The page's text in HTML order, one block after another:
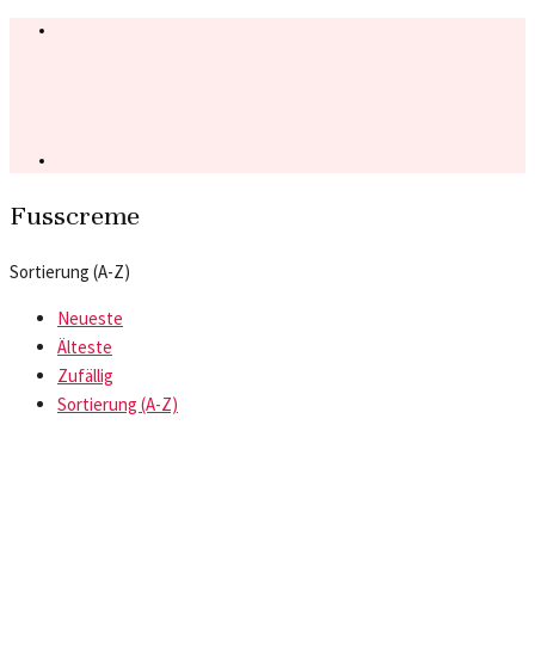
Fusscreme
Sortierung (A-Z)
Neueste
Älteste
Zufällig
Sortierung (A-Z)